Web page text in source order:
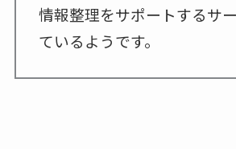
情報整理をサポートするサ
ているようです。